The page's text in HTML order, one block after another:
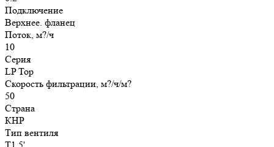
Подключение
Верхнее. фланец
Поток, м?/ч
10
Серия
LP Top
Скорость фильтрации, м?/ч/м?
50
Страна
КНР
Тип вентиля